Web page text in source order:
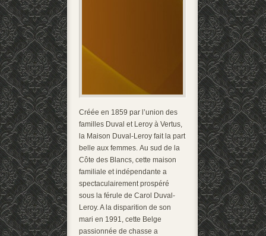
Créée en 1859 par l’union des
familles Duval et Leroy à Vertus,
la Maison Duval-Leroy fait la part
belle aux femmes. Au sud de la
Côte des Blancs, cette maison
familiale et indépendante a
spectaculairement prospéré
sous la férule de Carol Duval-
Leroy. A la disparition de son
mari en 1991, cette Belge
passionnée de chasse a